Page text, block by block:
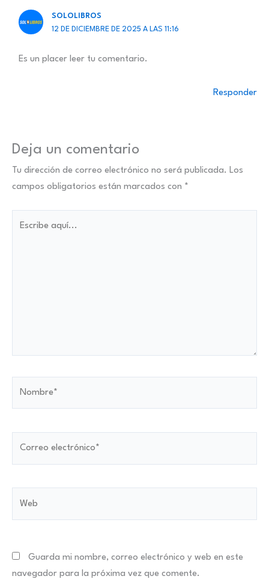
SOLOLIBROS
12 DE DICIEMBRE DE 2025 A LAS 11:16
Es un placer leer tu comentario.
Responder
Deja un comentario
Tu dirección de correo electrónico no será publicada. Los
campos obligatorios están marcados con *
Guarda mi nombre, correo electrónico y web en este
navegador para la próxima vez que comente.